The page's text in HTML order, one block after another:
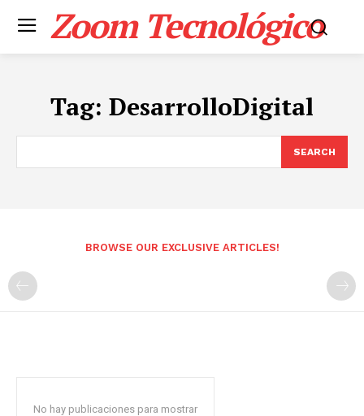
Zoom Tecnológico
Tag: DesarrolloDigital
SEARCH
BROWSE OUR EXCLUSIVE ARTICLES!
No hay publicaciones para mostrar